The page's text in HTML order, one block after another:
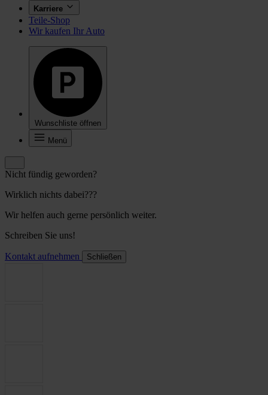
Karriere
Teile-Shop
Wir kaufen Ihr Auto
Wunschliste öffnen
Menü
Nicht fündig geworden?
Wirklich nichts dabei???
Wir helfen auch gerne persönlich weiter.
Schreiben Sie uns!
Kontakt aufnehmen Schließen